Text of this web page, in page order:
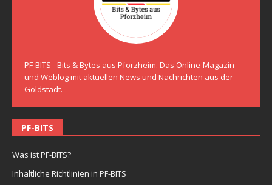
PF-BITS - Bits & Bytes aus Pforzheim. Das Online-Magazin
und Weblog mit aktuellen News und Nachrichten aus der
Goldstadt.
PF-BITS
Was ist PF-BITS?
Inhaltliche Richtlinien in PF-BITS